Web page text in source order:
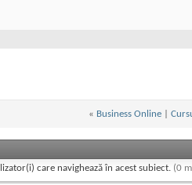
« Business Online|
care navighează în acest subiect. (0